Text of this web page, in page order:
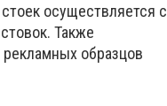
осуществляется с
Также
образцов